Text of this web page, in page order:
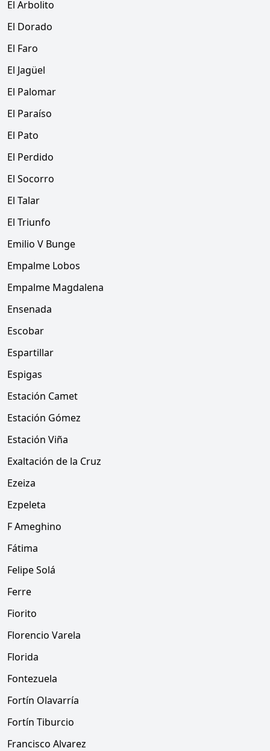
El Arbolito
El Dorado
El Faro
El Jagüel
El Palomar
El Paraíso
El Pato
El Perdido
El Socorro
El Talar
El Triunfo
Emilio V Bunge
Empalme Lobos
Empalme Magdalena
Ensenada
Escobar
Espartillar
Espigas
Estación Camet
Estación Gómez
Estación Viña
Exaltación de la Cruz
Ezeiza
Ezpeleta
F Ameghino
Fátima
Felipe Solá
Ferre
Fiorito
Florencio Varela
Florida
Fontezuela
Fortín Olavarría
Fortín Tiburcio
Francisco Alvarez